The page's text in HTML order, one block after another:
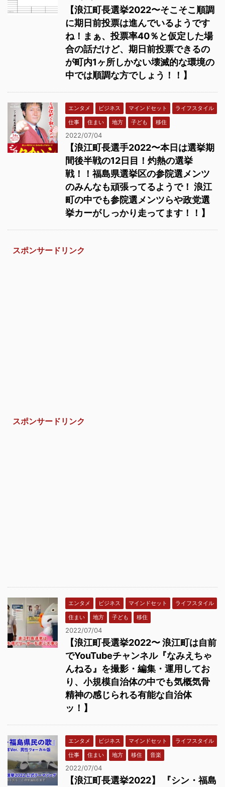
【浪江町長選挙2022〜そこそこ順調
に期日前投票は進んでいるようです
ね！まぁ、投票率40％と仮定した場
合の話だけど、期日前投票できるの
が町内1ヶ所しかない壊滅的な環境の
中では順調な方でしょう！！】
エンタメ ビジネス マインドセット
ライフスタイル
仕事
住まい 地方 子ども 移住
2022/07/04
【浪江町長選手2022〜本日は選挙期
間後半戦の12日目！灼熱の選挙
戦！！福島県選挙区の参院選メンツ
のみんなも頑張ってるようで！ 浪江
町の中でも参院選メンツらや政党選
挙カーがしっかり走ってます！！】
スポンサードリンク
スポンサードリンク
エンタメ ビジネス マインドセット
ライフスタイル
住まい
地方 子ども 移住
2022/07/04
【浪江町長選挙2022〜 浪江町は自前
でYouTubeチャンネル『なみえちゃ
んねる』を撮影・編集・運用してお
り、小規模自治体の中でも気概気骨
精神の感じられる有能な自治体
ッ！】
エンタメ ビジネス マインドセット
ライフスタイル
仕事
住まい 地方 移住 音楽
2022/07/04
【浪江町長選挙2022】 『シン・福島